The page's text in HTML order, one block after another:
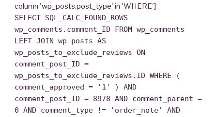
column 'wp_posts.post_type' in 'WHERE']
SELECT SQL_CALC_FOUND_ROWS
wp_comments.comment_ID FROM wp_comments
LEFT JOIN wp_posts AS
wp_posts_to_exclude_reviews ON
comment_post_ID =
wp_posts_to_exclude_reviews.ID WHERE (
comment_approved = '1' ) AND
comment_post_ID = 8978 AND comment_parent =
0 AND comment_type != 'order_note' AND